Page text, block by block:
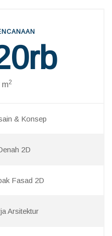
m2
& Konsep
2D
Fasad 2D
Arsitektur